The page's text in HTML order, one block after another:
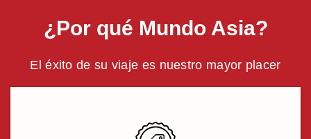
¿Por qué Mundo Asia?
El éxito de su viaje es nuestro mayor placer